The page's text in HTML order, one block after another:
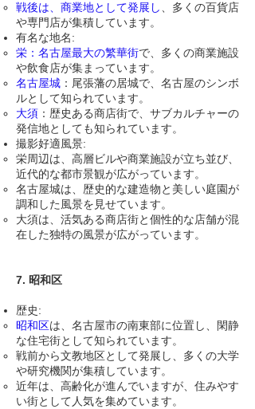
戦後は、商業地として発展し
、多くの百貨店
や専門店が集積しています。
有名な地名:
栄：名古屋最大の繁華街で、多くの商業施設
や飲食店が集まっています。
名古屋城 ：尾張藩の居城で、名古屋のシンボ
ルとして知られています。
大須 ：歴史ある商店街で、サブカルチャーの
発信地としても知られています。
撮影好適風景:
栄周辺は、高層ビルや商業施設が立ち並び、
近代的な都市景観が広がっています。
名古屋城は、歴史的な建造物と美しい庭園が
調和した風景を見せています。
大須は、活気ある商店街と個性的な店舗が混
在した独特の風景が広がっています。
7. 昭和区
歴史:
昭和区は、名古屋市の南東部に位置し、閑静
な住宅街として知られています。
戦前から文教地区として発展し、多くの大学
や研究機関が集積しています。
近年は、高齢化が進んでいますが、住みやす
い街として人気を集めています。